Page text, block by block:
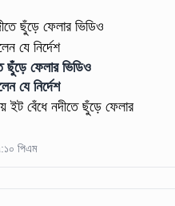
ছুঁড়ে ফেলার ভিডিও
যে নির্দেশ
ইট বেঁধে নদীতে ছুঁড়ে ফেলার
পিএম